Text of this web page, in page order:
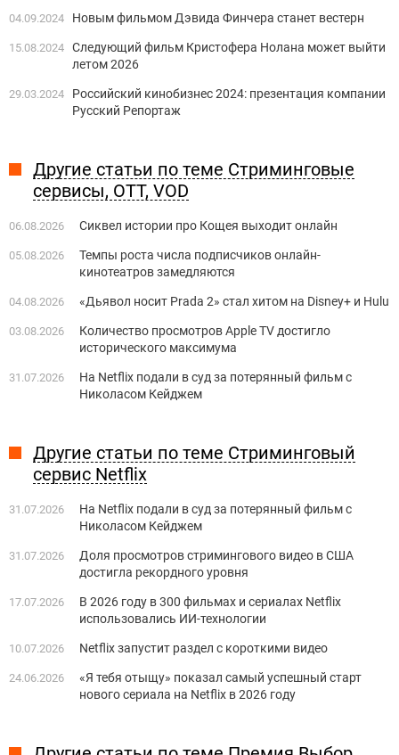
04.09.2024 Новым фильмом Дэвида Финчера станет вестерн
15.08.2024 Следующий фильм Кристофера Нолана может выйти
летом 2026
29.03.2024
Российский кинобизнес 2024: презентация компании
Русский Репортаж
Другие статьи по теме Стриминговые
сервисы, OTT, VOD
06.08.2026 Сиквел истории про Кощея выходит онлайн
05.08.2026
Темпы роста числа подписчиков онлайн-
кинотеатров замедляются
04.08.2026 «Дьявол носит Prada 2» стал хитом на Disney+ и Hulu
03.08.2026
Количество просмотров Apple TV достигло
исторического максимума
31.07.2026
На Netflix подали в суд за потерянный фильм с
Николасом Кейджем
Другие статьи по теме Стриминговый
сервис Netflix
31.07.2026
На Netflix подали в суд за потерянный фильм с
Николасом Кейджем
31.07.2026
Доля просмотров стримингового видео в США
достигла рекордного уровня
17.07.2026
В 2026 году в 300 фильмах и сериалах Netflix
использовались ИИ-технологии
10.07.2026 Netflix запустит раздел с короткими видео
24.06.2026
«Я тебя отыщу» показал самый успешный старт
нового сериала на Netflix в 2026 году